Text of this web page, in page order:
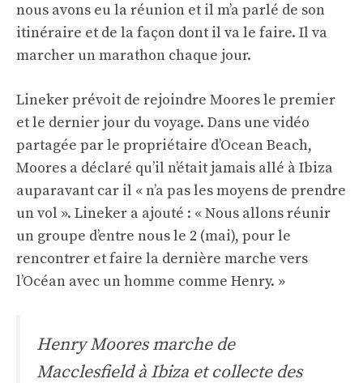
nous avons eu la réunion et il m’a parlé de son
itinéraire et de la façon dont il va le faire. Il va
marcher un marathon chaque jour.
Lineker prévoit de rejoindre Moores le premier
et le dernier jour du voyage. Dans une vidéo
partagée par le propriétaire d’Ocean Beach,
Moores a déclaré qu’il n’était jamais allé à Ibiza
auparavant car il « n’a pas les moyens de prendre
un vol ». Lineker a ajouté : « Nous allons réunir
un groupe d’entre nous le 2 (mai), pour le
rencontrer et faire la dernière marche vers
l’Océan avec un homme comme Henry. »
Henry Moores marche de
Macclesfield à Ibiza et collecte des